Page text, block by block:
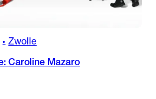
• Zwolle
Caroline Mazaro